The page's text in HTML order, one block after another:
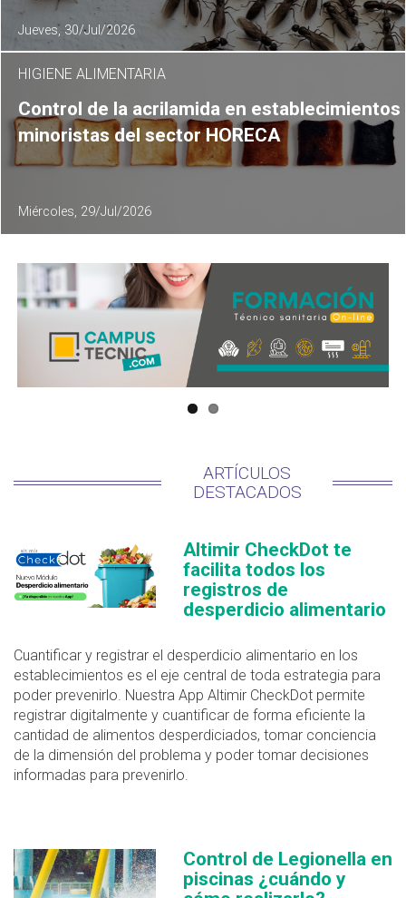
Jueves, 30/Jul/2026
HIGIENE ALIMENTARIA
Control de la acrilamida en establecimientos
minoristas del sector HORECA
Miércoles, 29/Jul/2026
ARTÍCULOS
DESTACADOS
Altimir CheckDot te
facilita todos los
registros de
desperdicio alimentario
Cuantificar y registrar el desperdicio alimentario en los
establecimientos es el eje central de toda estrategia para
poder prevenirlo. Nuestra App Altimir CheckDot permite
registrar digitalmente y cuantificar de forma eficiente la
cantidad de alimentos desperdiciados, tomar conciencia
de la dimensión del problema y poder tomar decisiones
informadas para prevenirlo.
Control de Legionella en
piscinas ¿cuándo y